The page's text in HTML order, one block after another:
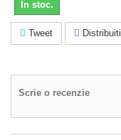
In stoc.
Tweet Distribuiti
Scrie o recenzie